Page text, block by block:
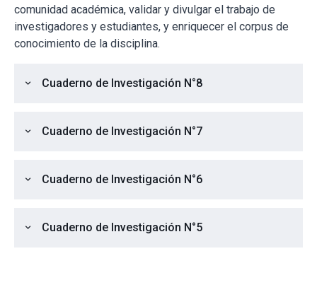
comunidad académica, validar y divulgar el trabajo de
investigadores y estudiantes, y enriquecer el corpus de
conocimiento de la disciplina.
expand_more Cuaderno de Investigación N°8
expand_more Cuaderno de Investigación N°7
expand_more Cuaderno de Investigación N°6
expand_more Cuaderno de Investigación N°5